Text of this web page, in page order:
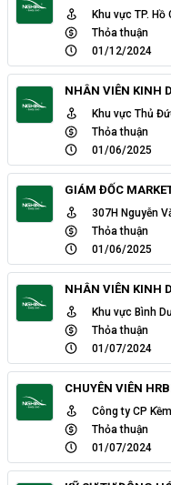
Khu vực TP. Hồ
Thỏa thuận
01/12/2024
NHÂN VIÊN KINH
Khu vực Thủ
Thỏa thuận
01/06/2025
GIÁM ĐỐC
307H Nguyễn
Thỏa thuận
01/06/2025
NHÂN VIÊN KINH
Khu vực Bình
Thỏa thuận
01/07/2024
CHUYÊN VIÊN
Công ty CP
Thỏa thuận
01/07/2024